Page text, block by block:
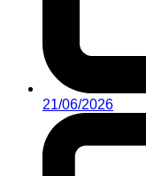
21/06/2026